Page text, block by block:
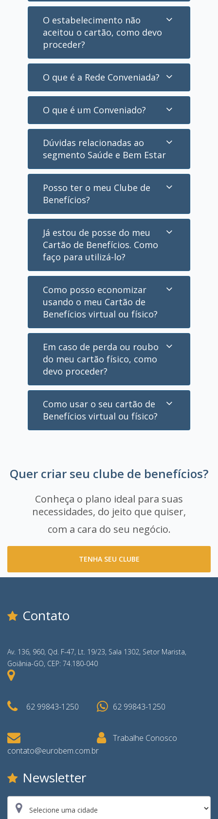
O estabelecimento não
aceitou o cartão, como devo
proceder?
O que é a Rede Conveniada?
O que é um Conveniado?
Dúvidas relacionadas ao
segmento Saúde e Bem Estar
Posso ter o meu Clube de
Benefícios?
Já estou de posse do meu
Cartão de Benefícios. Como
faço para utilizá-lo?
Como posso economizar
usando o meu Cartão de
Benefícios virtual ou físico?
Em caso de perda ou roubo
do meu cartão físico, como
devo proceder?
Como usar o seu cartão de
Benefícios virtual ou físico?
Quer criar seu clube de benefícios?
Conheça o plano ideal para suas
necessidades, do jeito que quiser,
com a cara do seu negócio.
TENHA SEU CLUBE
Contato
Av. 136, 960, Qd. F-47, Lt. 19/23, Sala 1302, Setor Marista,
Goiânia-GO, CEP: 74.180-040
62 99843-1250 62 99843-1250
contato@eurobem.com.br
Trabalhe Conosco
Newsletter